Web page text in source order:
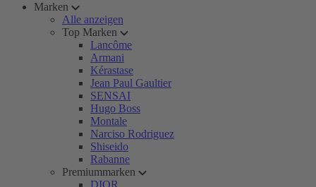
Marken
Alle anzeigen
Top Marken
Lancôme
Armani
Kérastase
Jean Paul Gaultier
SENSAI
Hugo Boss
Montale
Narciso Rodriguez
Shiseido
Rabanne
Premiummarken
DIOR